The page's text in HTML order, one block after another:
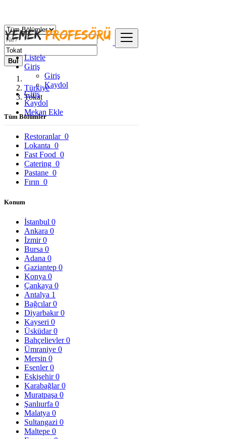
Listele
Giriş
Giriş
Kaydol
Giriş
Kaydol
Mekan Ekle
Bul
Türkiye
Tokat
Tüm Bölümler
Restoranlar 0
Lokanta 0
Fast Food 0
Catering 0
Pastane 0
Fırın 0
Konum
İstanbul 0
Ankara 0
İzmir0
Bursa 0
Adana 0
Gaziantep 0
Konya 0
Çankaya 0
Antalya 1
Bağcılar0
Diyarbakır0
Kayseri 0
Üsküdar0
Bahçelievler0
Ümraniye 0
Mersin 0
Esenler0
Eskişehir0
Karabağlar0
Muratpaşa 0
Şanlıurfa 0
Malatya 0
Sultangazi 0
Maltepe 0